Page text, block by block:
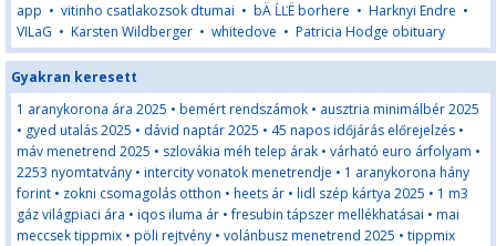
app • vitinho csatlakozsok dtumai • bÄ ĹĽË borhere • Harknyi Endre •
VILaG • Karsten Wildberger • whitedove • Patricia Hodge obituary
Gyakran keresett
1 aranykorona ára 2025 • bemért rendszámok • ausztria minimálbér 2025
• gyed utalás 2025 • dávid naptár 2025 • 45 napos időjárás előrejelzés •
máv menetrend 2025 • szlovákia méh telep árak • várható euro árfolyam •
2253 nyomtatvány • intercity vonatok menetrendje • 1 aranykorona hány
forint • zokni csomagolás otthon • heets ár • lidl szép kártya 2025 • 1 m3
gáz világpiaci ára • iqos iluma ár •fresubin tápszer mellékhatásai • mai
meccsek tippmix • pöli rejtvény • volánbusz menetrend 2025 • tippmix